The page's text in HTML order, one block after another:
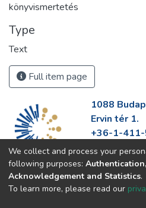
könyvismertetés
Type
Text
Full item page
1088
Ervin tér 1.
+36-1-
https://
We collect and process your
following purposes:
Acknowledgement and Statistics.
To learn more, please read our